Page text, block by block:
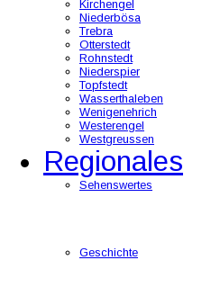
Kirchengel
Niederbösa
Trebra
Otterstedt
Rohnstedt
Niederspier
Topfstedt
Wasserthaleben
Wenigenehrich
Westerengel
Westgreussen
Regionales
Sehenswertes
Geschichte